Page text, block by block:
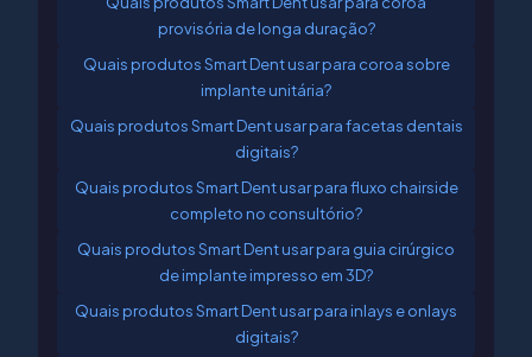
provisória de longa duração?
Quais produtos Smart Dent usar para coroa sobre
implante unitária?
Quais produtos Smart Dent usar para facetas dentais
digitais?
Quais produtos Smart Dent usar para fluxo chairside
completo no consultório?
Quais produtos Smart Dent usar para guia cirúrgico
de implante impresso em 3D?
Quais produtos Smart Dent usar para inlays e onlays
digitais?